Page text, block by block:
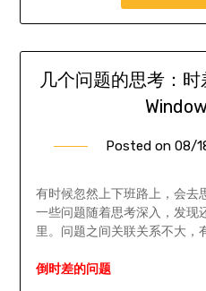
几个问题的思考：
Posted on 08/
有时候忽然上下班路上，会去
一些问题随着思考深入，发现
里。问题之间关联关系不大，
倒时差的问题